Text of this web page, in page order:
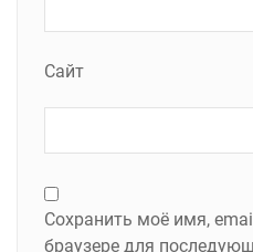
Сайт
Сохранить моё имя,
браузере для